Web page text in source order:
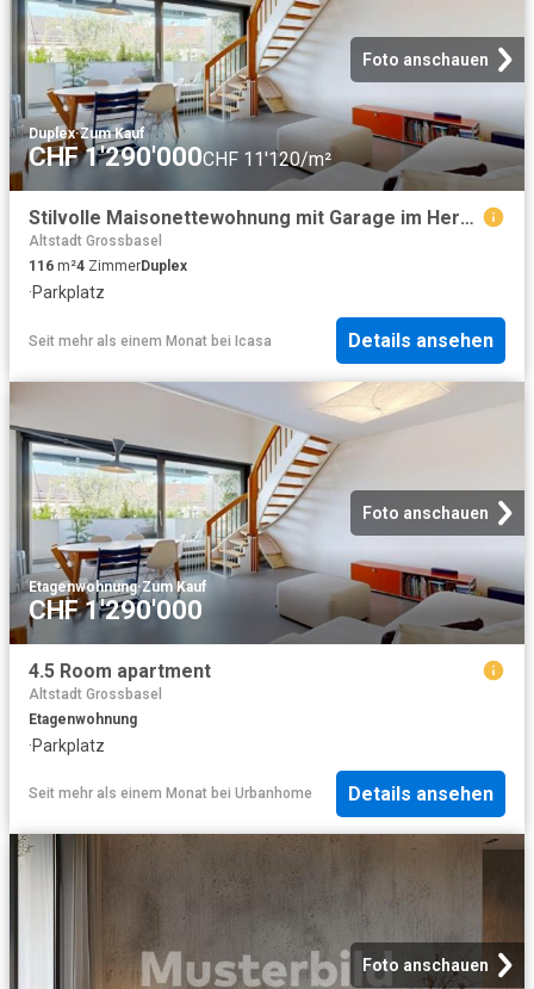
Foto anschauen
Duplex·Zum Kauf
CHF 1'290'000CHF 11'120/m²
Stilvolle Maisonettewohnung mit Garage im Herzen von Kleinbasel
Altstadt Grossbasel
116 m²4 ZimmerDuplex
·Parkplatz
Seit mehr als einem Monat bei Icasa Details ansehen
Foto anschauen
Etagenwohnung·Zum Kauf
CHF 1'290'000
4.5 Room apartment
Altstadt Grossbasel
Etagenwohnung
·Parkplatz
Seit mehr als einem Monat bei Urbanhome Details ansehen
Foto anschauen